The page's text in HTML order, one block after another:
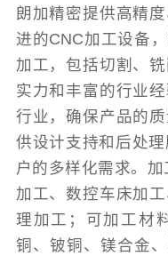
朗加精密提供高精
进的CNC加工设备
加工，包括切割、
实力和丰富的行业
行业，确保产品的
供设计支持和后处
户的多样化需求。
加工、数控车床加
理加工；可加工材
铜、铍铜、镁合金